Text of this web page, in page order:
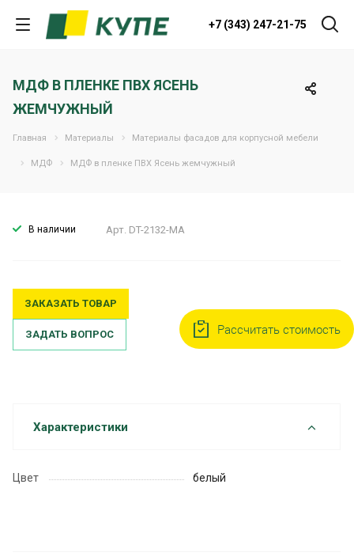
+7 (343) 247-21-75
МДФ В ПЛЕНКЕ ПВХ ЯСЕНЬ
ЖЕМЧУЖНЫЙ
Главная Материалы Материалы фасадов для корпусной мебели
МДФ МДФ в пленке ПВХ Ясень жемчужный
В наличии Арт. DT-2132-MA
ЗАКАЗАТЬ ТОВАР
ЗАДАТЬ ВОПРОС
Характеристики
Цвет белый
Рассчитать стоимость